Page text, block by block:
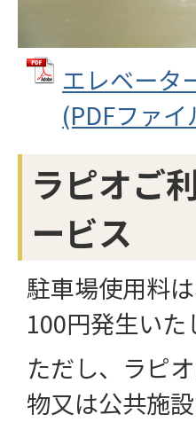
エレベータ
(PDFファ
ラピオご
ービス
駐車場使用料
100円発生いた
ただし、ラピ
物又は公共施